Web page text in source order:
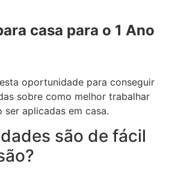
casa para o 1 Ano
oportunidade para conseguir
sobre como melhor trabalhar
aplicadas em casa.
são de fácil